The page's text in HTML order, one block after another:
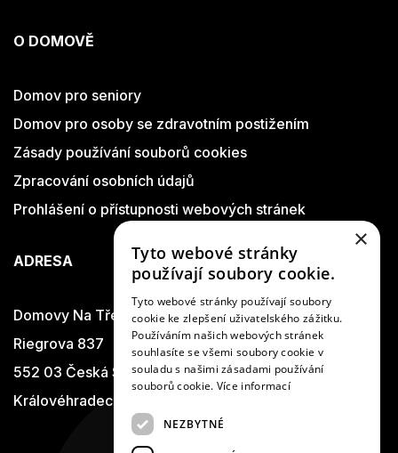
O DOMOVĚ
Domov pro seniory
Domov pro osoby se zdravotním postižením
Zásady používání souborů cookies
Zpracování osobních údajů
Prohlášení o přístupnosti webových stránek
ADRESA
Domovy Na Třešňovce
Riegrova 837
552 03 Česká Skalice
Královéhradecký kraj
×
Tyto webové stránky
používají soubory cookie.
Tyto webové stránky používají soubory
cookie ke zlepšení uživatelského zážitku.
Používáním našich webových stránek
souhlasíte se všemi soubory cookie v
souladu s našimi zásadami používání
souborů cookie. Více informací
NEZBYTNÉ